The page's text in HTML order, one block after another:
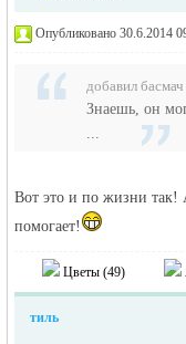
Опубликовано 30.6.2014
добавил
Знаешь, он
...
Вот это и по жизни так!
помогает!
Цветы (49)
тиль